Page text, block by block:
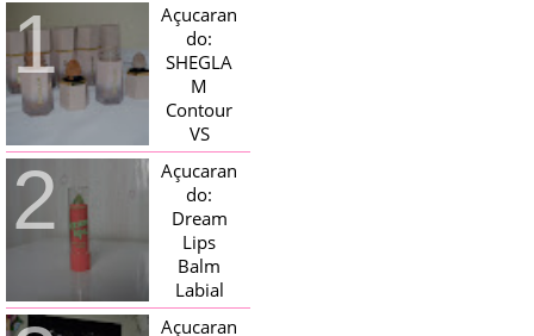
Açucaran
do:
SHEGLA
M
Contour
VS
Bronzer!
HELLO AÇUCARADAS, E NESTE
MÊS CHEGOU AQUI EM CASA UMA
CAIXA RECHEADA DE SHEGLAM,
TINHA BLUSH, ILUMINADORES E
TODOS OS BRONZER E
CONTORNOS ...
Açucaran
do:
Dream
Lips
Balm
Labial
Magico
Açucaran